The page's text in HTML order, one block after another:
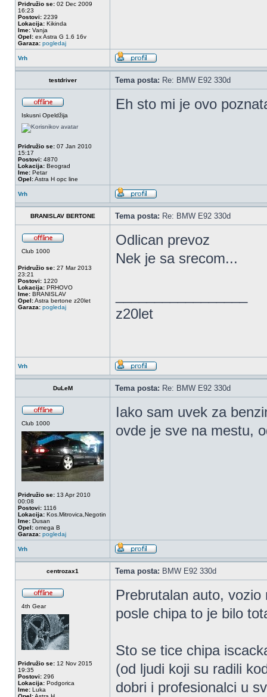
Pridružio se: 02 Dec 2009
16:23
Postovi: 2239
Lokacija: Kikinda
Ime: Vanja
Opel: ex Astra G 1.6 16v
Garaza: pogledaj
Vrh
testdriver Tema posta: Re: BMW E92 330d
Iskusni Opeldžija
Pridružio se: 07 Jan 2010
15:17
Postovi: 4870
Lokacija: Beograd
Ime: Petar
Opel:Astra H opc line
Eh sto mi je ovo
Vrh
BRANISLAV BERTONE Tema posta: Re: BMW E92 330d
Club 1000
Pridružio se: 27 Mar 2013
23:21
Postovi: 1220
Lokacija: PRHOVO
Ime: BRANISLAV
Opel:Astra bertone z20let
Garaza: pogledaj
Odlican prevoz
Nek je sa srecom...
z20let
Vrh
DuLeM Tema posta: Re: BMW E92 330d
Club 1000
Pridružio se: 13 Apr 2010
00:08
Postovi: 1116
Lokacija: Kos.Mitrovica,Negotin
Ime: Dusan
Opel: omega B
Garaza: pogledaj
Iako sam uvek za
ovde je sve na mestu,
Vrh
centrozax1 Tema posta: BMW E92 330d
4th Gear
Pridružio se: 12 Nov 2015
19:35
Postovi: 296
Lokacija: Podgorica
Ime: Luka
Prebrutalan auto,
posle chipa to je bilo
Sto se tice chipa
(od ljudi koji su radili
dobri i profesionalci u